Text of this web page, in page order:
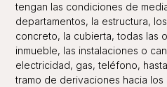
tengan las condiciones de
departamentos, la estructura,
concreto, la cubierta, todas las
inmueble, las instalaciones o
electricidad, gas, teléfono,
tramo de derivaciones hacia